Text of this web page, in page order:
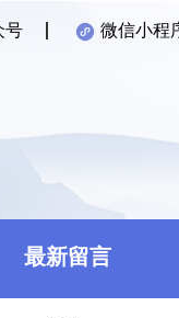
号 微信小程
最新留言